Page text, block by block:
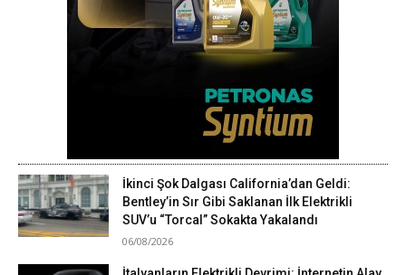
İkinci Şok Dalgası California’dan Geldi:
Bentley’in Sır Gibi Saklanan İlk Elektrikli
SUV’u “Torcal” Sokakta Yakalandı
06/08/2026